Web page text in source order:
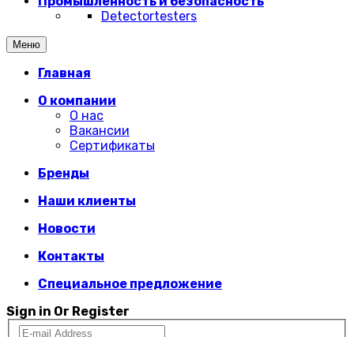
Detectortesters
Меню
Главная
О компании
О нас
Вакансии
Сертификаты
Бренды
Наши клиенты
Новости
Контакты
Специальное предложение
Sign in Or Register